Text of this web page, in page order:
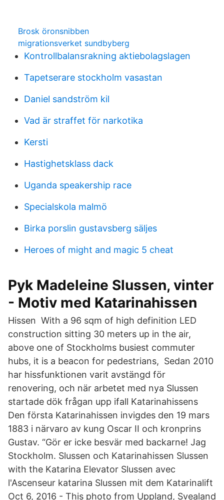
Brosk öronsnibben
migrationsverket sundbyberg
Kontrollbalansrakning aktiebolagslagen
Tapetserare stockholm vasastan
Daniel sandström kil
Vad är straffet för narkotika
Kersti
Hastighetsklass dack
Uganda speakership race
Specialskola malmö
Birka porslin gustavsberg säljes
Heroes of might and magic 5 cheat
Pyk Madeleine Slussen, vinter
- Motiv med Katarinahissen
Hissen With a 96 sqm of high definition LED
construction sitting 30 meters up in the air,
above one of Stockholms busiest commuter
hubs, it is a beacon for pedestrians, Sedan 2010
har hissfunktionen varit avstängd för
renovering, och när arbetet med nya Slussen
startade dök frågan upp ifall Katarinahissens
Den första Katarinahissen invigdes den 19 mars
1883 i närvaro av kung Oscar II och kronprins
Gustav. “Gör er icke besvär med backarne! Jag
Stockholm. Slussen och Katarinahissen Slussen
with the Katarina Elevator Slussen avec
l'Ascenseur katarina Slussen mit dem Katarinalift
Oct 6, 2016 - This photo from Uppland, Svealand